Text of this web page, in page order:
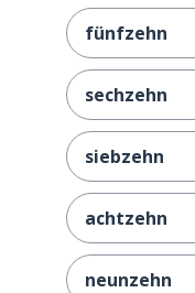
fünfzehn
sechzehn
siebzehn
achtzehn
neunzehn